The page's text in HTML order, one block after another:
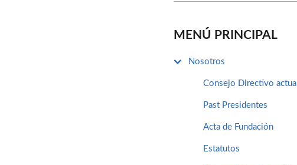
MENÚ PRINCIPAL
Nosotros
Consejo Directivo actual
Past Presidentes
Acta de Fundación
Estatutos